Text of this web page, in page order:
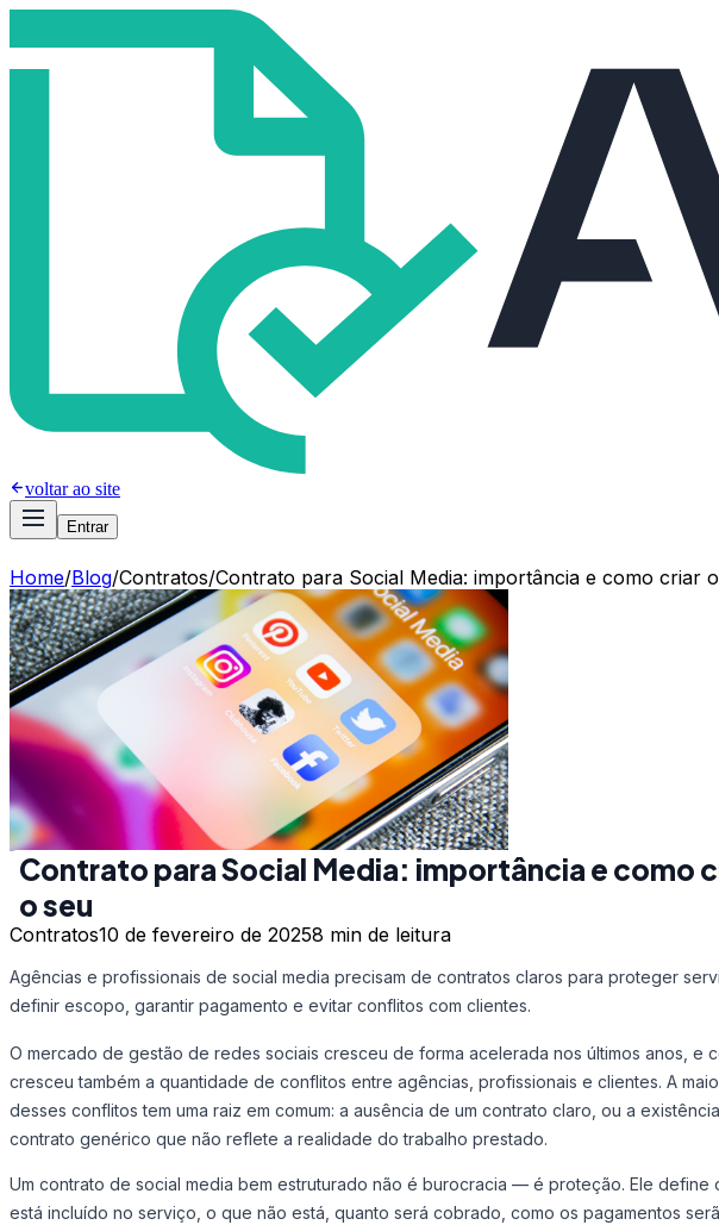
voltar ao site
Entrar
Home/Blog/Contratos/Contrato para Social Media: importância e como criar
Contrato para Social Media: importância e como
o seu
Contratos10 de fevereiro de 20258 min de leitura
Agências e profissionais de social media precisam de contratos claros para proteger
definir escopo, garantir pagamento e evitar conflitos com clientes.
O mercado de gestão de redes sociais cresceu de forma acelerada nos últimos anos, e
cresceu também a quantidade de conflitos entre agências, profissionais e clientes. A
desses conflitos tem uma raiz em comum: a ausência de um contrato claro, ou a
contrato genérico que não reflete a realidade do trabalho prestado.
Um contrato de social media bem estruturado não é burocracia — é proteção. Ele define
está incluído no serviço, o que não está, quanto será cobrado, como os pagamentos